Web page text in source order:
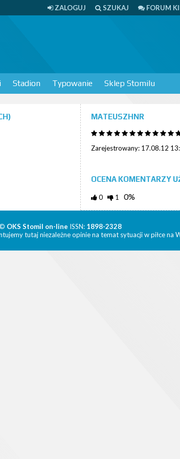
ZALOGUJ SZUKAJ FORUM
Stadion Typowanie Sklep Stomilu
MATEUSZHNR
Zarejestrowany: 17.08.12
OCENA KOMENTARZY
0 1 0%
OKS Stomil on-line ISSN: 1898-2328
tutaj niezależne opinie na temat sytuacji w piłce na